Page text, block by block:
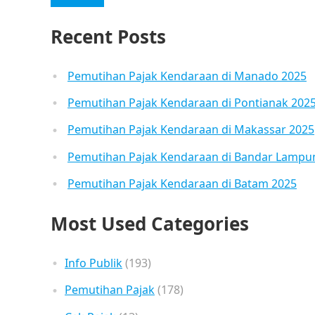
Recent Posts
Pemutihan Pajak Kendaraan di Manado 2025
Pemutihan Pajak Kendaraan di Pontianak
Pemutihan Pajak Kendaraan di Makassar 2025
Pemutihan Pajak Kendaraan di Bandar
Pemutihan Pajak Kendaraan di Batam 2025
Most Used Categories
Info Publik(193)
Pemutihan Pajak(178)